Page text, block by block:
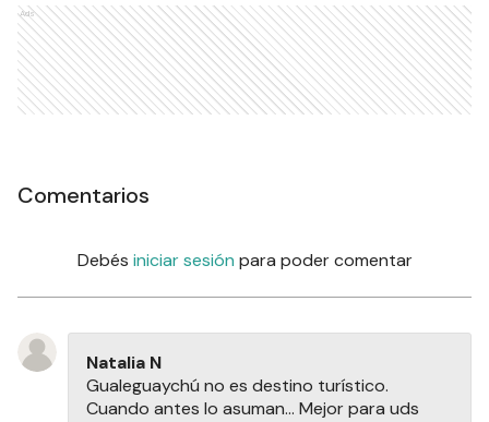
Ads
Comentarios
Debés iniciar sesión para poder comentar
Natalia N
Gualeguaychú no es destino turístico.
Cuando antes lo asuman... Mejor para uds